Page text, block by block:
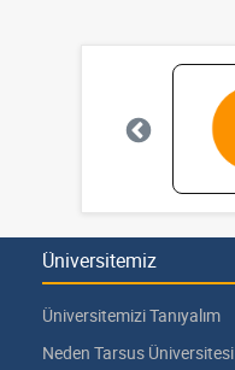
Üniversitemiz
Üniversitemizi Tanıyalım
Neden Tarsus Üniversitesi